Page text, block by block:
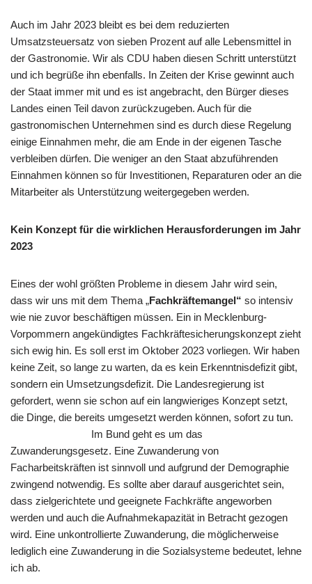
Auch im Jahr 2023 bleibt es bei dem reduzierten
Umsatzsteuersatz von sieben Prozent auf alle Lebensmittel in
der Gastronomie. Wir als CDU haben diesen Schritt unterstützt
und ich begrüße ihn ebenfalls. In Zeiten der Krise gewinnt auch
der Staat immer mit und es ist angebracht, den Bürger dieses
Landes einen Teil davon zurückzugeben. Auch für die
gastronomischen Unternehmen sind es durch diese Regelung
einige Einnahmen mehr, die am Ende in der eigenen Tasche
verbleiben dürfen. Die weniger an den Staat abzuführenden
Einnahmen können so für Investitionen, Reparaturen oder an die
Mitarbeiter als Unterstützung weitergegeben werden.
Kein Konzept für die wirklichen Herausforderungen im Jahr
2023
Eines der wohl größten Probleme in diesem Jahr wird sein,
dass wir uns mit dem Thema „Fachkräftemangel“ so intensiv
wie nie zuvor beschäftigen müssen. Ein in Mecklenburg-
Vorpommern angekündigtes Fachkräftesicherungskonzept zieht
sich ewig hin. Es soll erst im Oktober 2023 vorliegen. Wir haben
keine Zeit, so lange zu warten, da es kein Erkenntnisdefizit gibt,
sondern ein Umsetzungsdefizit. Die Landesregierung ist
gefordert, wenn sie schon auf ein langwieriges Konzept setzt,
die Dinge, die bereits umgesetzt werden können, sofort zu tun.
Im Bund geht es um das
Zuwanderungsgesetz. Eine Zuwanderung von
Facharbeitskräften ist sinnvoll und aufgrund der Demographie
zwingend notwendig. Es sollte aber darauf ausgerichtet sein,
dass zielgerichtete und geeignete Fachkräfte angeworben
werden und auch die Aufnahmekapazität in Betracht gezogen
wird. Eine unkontrollierte Zuwanderung, die möglicherweise
lediglich eine Zuwanderung in die Sozialsysteme bedeutet, lehne
ich ab.